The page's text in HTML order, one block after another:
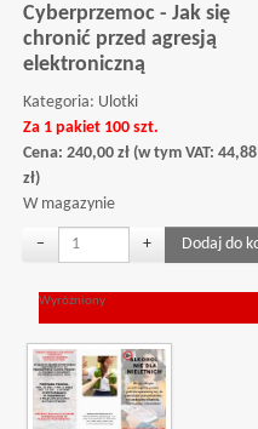
Cyberprzemoc - Jak się
chronić przed agresją
elektroniczną
Kategoria: Ulotki
Za 1 pakiet 100 szt.
Cena:240,00 zł (w tym VAT:44,88
zł)
W magazynie
− +
Wyróżniony